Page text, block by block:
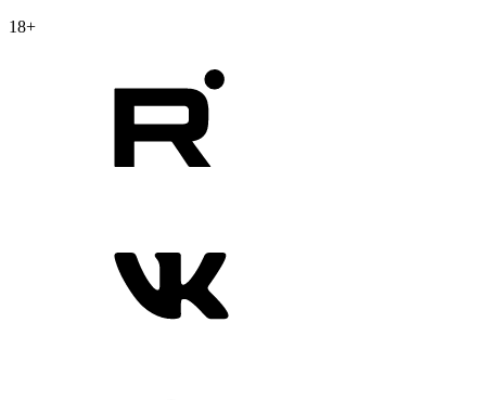
18+